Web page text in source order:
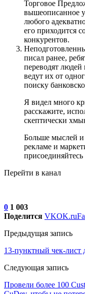
Торговое
вышеописанное
любого
его приходится
конкурентов.
писал ранее,
переводят людей
ведут их от
поиску
Я видел много
расскажите,
скептически
Больше мыслей и
рекламе и
Перейти в канал
0 1 003
Поделится VKOK.ru
Предыдущая запись
13-пунктный чек-лист
Следующая запись
Провели более 100